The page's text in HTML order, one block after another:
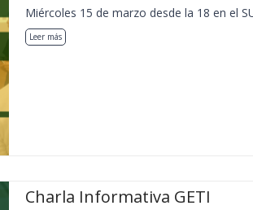
Miércoles 15 de marzo desde la 18 en el
Leer más
Charla Informativa GETI